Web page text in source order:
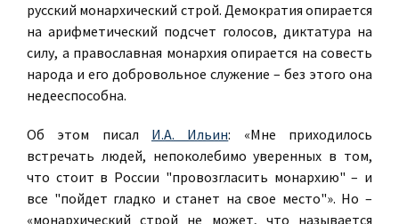
русский монархический строй. Демократия опирается
на арифметический подсчет голосов, диктатура на
силу, а православная монархия опирается на совесть
народа и его добровольное служение – без этого она
недееспособна.
Об этом писал И.А. Ильин: «Мне приходилось
встречать людей, непоколебимо уверенных в том,
что стоит в России "провозгласить монархию" – и
все "пойдет гладко и станет на свое место"». Но –
«монархический строй не может, что называется